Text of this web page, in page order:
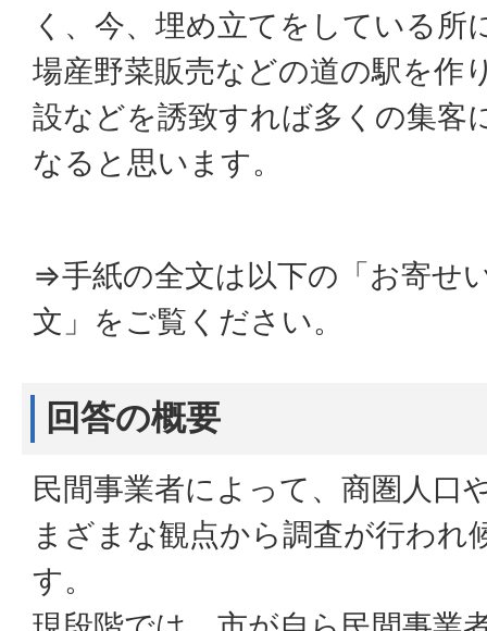
く、今、埋め立てをしている所
場産野菜販売などの道の駅を作
設などを誘致すれば多くの集客
なると思います。
⇒手紙の全文は以下の「お寄せ
文」をご覧ください。
回答の概要
民間事業者によって、商圏人口
まざまな観点から調査が行われ
す。